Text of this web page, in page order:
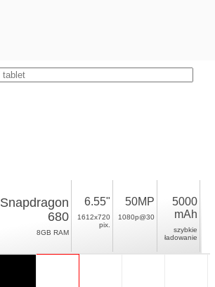
Snapdragon
680
8GB RAM
6.55"
1612x720
pix.
50MP
1080p@30
5000
mAh
szybkie
ładowanie